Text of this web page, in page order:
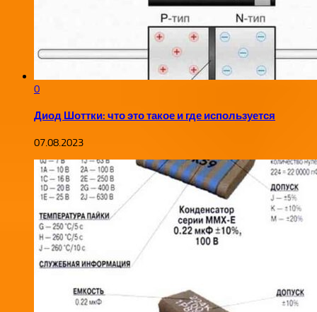
0
Диод Шоттки: что это такое и где используется
07.08.2023